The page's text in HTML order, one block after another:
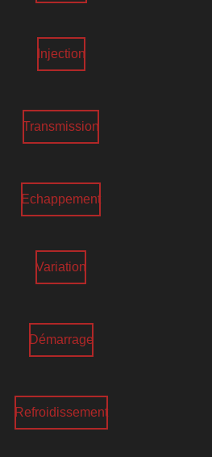
Injection
Transmission
Echappement
Variation
Démarrage
Refroidissement